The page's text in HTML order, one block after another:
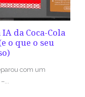
da Coca-Cola
o que o seu
com um